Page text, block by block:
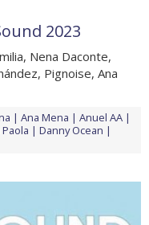
2023
Nena Daconte,
Pignoise, Ana
Ana Mena
Anuel AA
Danny Ocean